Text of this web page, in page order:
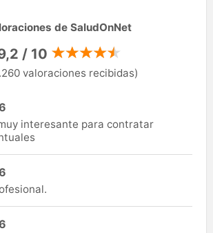
de SaludOnNet
/ 10
valoraciones recibidas)
interesante para contratar